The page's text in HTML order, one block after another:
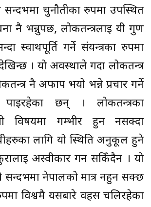
चुनौतीका रुपमा उपस्थित
नै भन्नुपर्छ, लोकतन्त्रलाई यी गुण
स्वार्थपूर्ति गर्ने संयन्त्रका रुपमा
। यो अवस्थाले गर्दा लोकतन्त्र
नै अफाप भयो भन्ने प्रचार गर्ने
छन् । लोकतन्त्रका
विषयमा गम्भीर हुन नसक्दा
लागि यो स्थिति अनुकूल हुने
अस्वीकार गर्न सकिँदैन । यो
नेपालको मात्र नहुन सक्छ
विश्वमै यसबारे वहस चलिरहेका